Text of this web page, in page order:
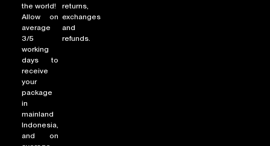
the world!
Allow on
average
3/5
working
days to
receive
your
package
in
mainland
Indonesia,
and on
returns,
exchanges
and
refunds.